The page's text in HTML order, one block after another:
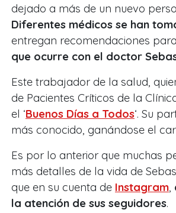
dejado a más de un nuevo
Diferentes médicos se han
entregan recomendaciones
que ocurre con el doctor
Este trabajador de la salud,
de Pacientes Críticos de la
el ‘Buenos Días a Todos‘. Su
más conocido, ganándose el
Es por lo anterior que muchas
más detalles de la vida de
que en su cuenta de Instagram
la atención de sus seguidores.